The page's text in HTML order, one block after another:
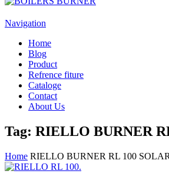
Navigation
Home
Blog
Product
Refrence fiture
Cataloge
Contact
About Us
Tag: RIELLO BURNER
Home RIELLO BURNER RL 100 SOLAR